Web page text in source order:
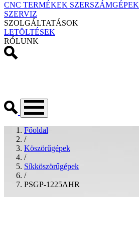
CNC TERMÉKEK SZERSZÁMGÉPEK
SZERVIZ
SZOLGÁLTATÁSOK
LETÖLTÉSEK
RÓLUNK
Főoldal
/
Köszörűgépek
/
Síkköszörűgépek
/
PSGP-1225AHR